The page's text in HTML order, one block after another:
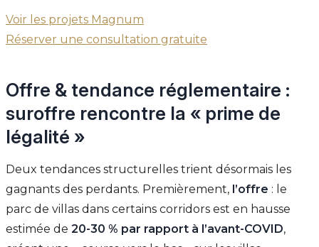
Voir les projets Magnum
Réserver une consultation gratuite
Offre & tendance réglementaire :
suroffre rencontre la « prime de
légalité »
Deux tendances structurelles trient désormais les
gagnants des perdants. Premièrement, l’offre : le
parc de villas dans certains corridors est en hausse
estimée de 20-30 % par rapport à l’avant-COVID,